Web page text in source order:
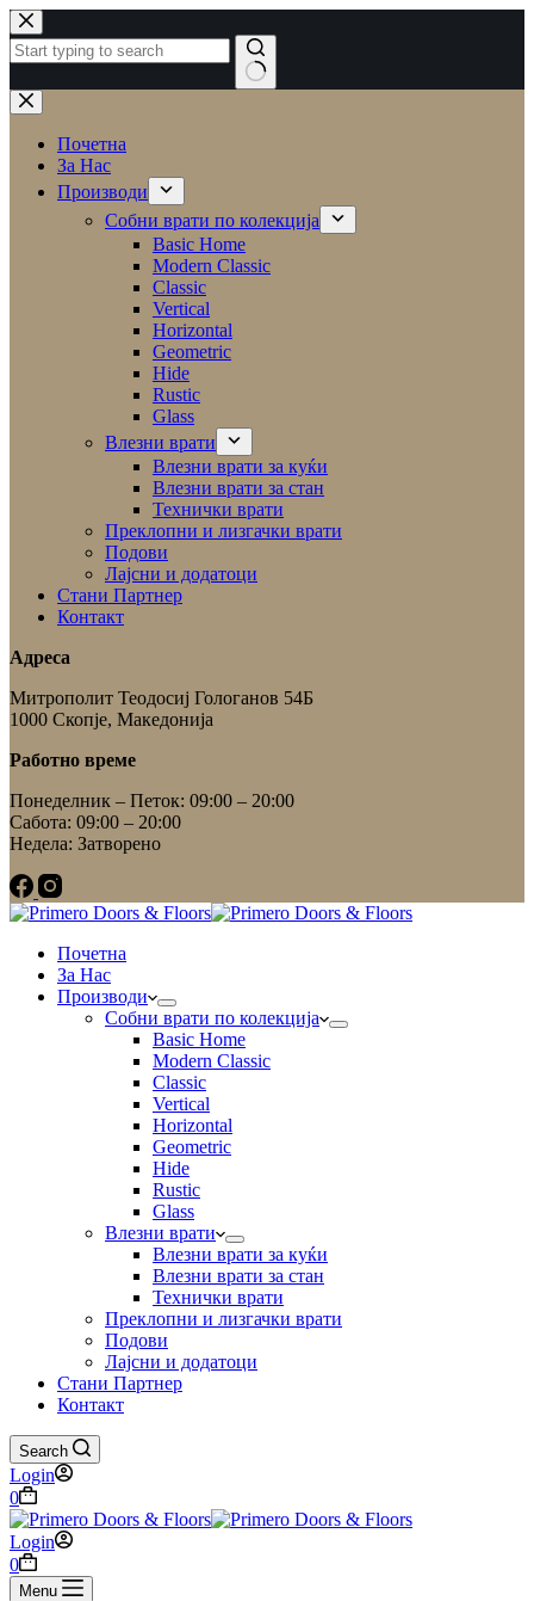
Почетна
За Нас
Производи
Собни врати по колекција
Basic Home
Modern Classic
Classic
Vertical
Horizontal
Geometric
Hide
Rustic
Glass
Влезни врати
Влезни врати за куќи
Влезни врати за стан
Технички врати
Преклопни и лизгачки врати
Подови
Лајсни и додатоци
Стани Партнер
Контакт
Адреса
Митрополит Теодосиј Гологанов 54Б
1000 Скопје, Македонија
Работно време
Понеделник – Петок: 09:00 – 20:00
Сабота: 09:00 – 20:00
Недела: Затворено
Почетна
За Нас
Производи
Собни врати по колекција
Basic Home
Modern Classic
Classic
Vertical
Horizontal
Geometric
Hide
Rustic
Glass
Влезни врати
Влезни врати за куќи
Влезни врати за стан
Технички врати
Преклопни и лизгачки врати
Подови
Лајсни и додатоци
Стани Партнер
Контакт
Search
Login
0
Login
0
Menu